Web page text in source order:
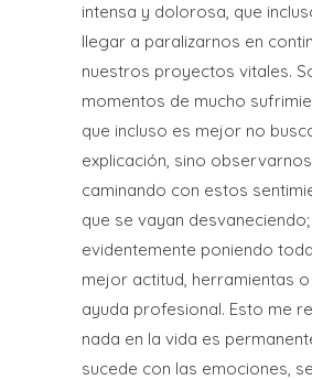
intensa y dolorosa, que
llegar a paralizarnos en
nuestros proyectos vitales.
momentos de mucho
que incluso es mejor no
explicación, sino
caminando con estos
que se vayan desvaneciendo;
evidentemente poniendo
mejor actitud, herramientas
ayuda profesional. Esto me
nada en la vida es
sucede con las emociones,